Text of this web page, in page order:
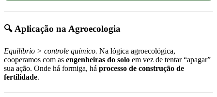
🔍 Aplicação na Agroecologia
Equilíbrio > controle químico. Na lógica agroecológica,
cooperamos com as engenheiras do solo em vez de tentar “apagar”
sua ação. Onde há formiga, há processo de construção de
fertilidade.